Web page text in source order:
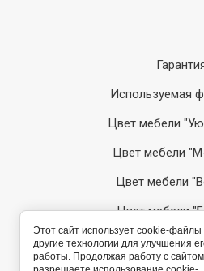
Используемая
Цвет мебели
Цвет мебели
Цвет мебели
Цвет мебели
Цвет мебели
Этот сайт использует cookie-файлы
другие технологии для улучшения
работы. Продолжая работу с